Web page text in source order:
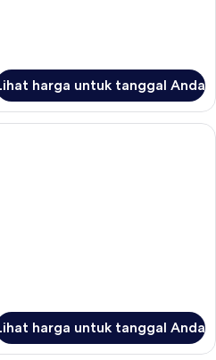
harga untuk tanggal Anda
Premium Private Pool Suite | Seprai
harga untuk tanggal Anda